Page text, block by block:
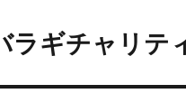
ラギチャリテ